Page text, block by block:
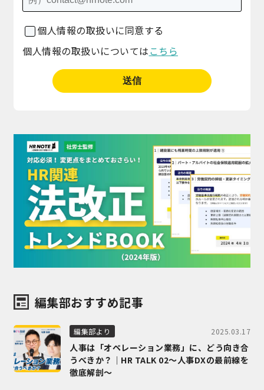
個人情報の取扱いに同意する
個人情報の取扱いについては こちら
編集部おすすめ記事
編集部より 2025.03.17
人事は「オペレーション業務」に、どう向き合
うべきか？｜HR TALK 02～人事DXの最前線を
徹底解剖～